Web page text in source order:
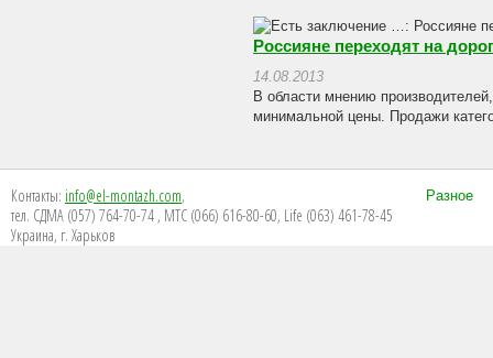
Россияне переходят на
14.08.2013
В области мнению
минимальной цены. Продажи
Контакты: info@el-montazh.com,
тел. СДМА (057) 764-70-74 , МТС (066) 616-80-60, Life (063) 461-78-45
Украина, г. Харьков
Разное